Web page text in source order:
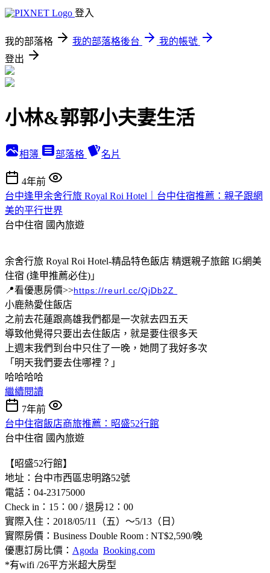
登入
我的部落格 我的部落格後台
我的帳號
登出
小林&郭郭小夫妻生活
相簿 部落格 名片
4年前
台中逢甲余舍行旅 Royal Roi Hotel｜台中住宿推薦：親子跟網
美的平行世界
台中住宿 國內旅遊
余舍行旅 Royal Roi Hotel-精品特色飯店 精選親子旅館 IG網美
住宿 (逢甲推薦必住)」
📍看優惠房價>>https://reurl.cc/QjDb2Z
小鹿熱愛住飯店
之前去花蓮跟高雄我們都是一次就去四五天
導致他覺得只要出去住飯店，就是要住很多天
上週末我們到台中只住了一晚，她問了我好多次
「明天我們要去住哪裡？」
哈哈哈哈
繼續閱讀
7年前
台中住宿飯店商旅推薦：昭盛52行館
台中住宿 國內旅遊
【昭盛52行館】
地址：台中市西區忠明路52號
電話：04-23175000
Check in：15：00 / 退房12：00
實際入住：2018/05/11（五）～5/13（日）
實際房價：Business Double Room : NT$2,590/晚
優惠訂房比價： Agoda Booking.com
*有wifi /26平方米超大房型